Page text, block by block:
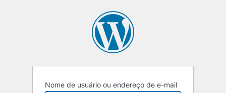
Nome de usuário ou endereço de e-mail